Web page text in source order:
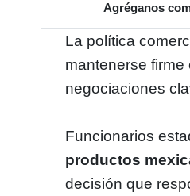
Agréganos
La política
mantenerse
negociaciones
Funcionarios
productos
decisión que